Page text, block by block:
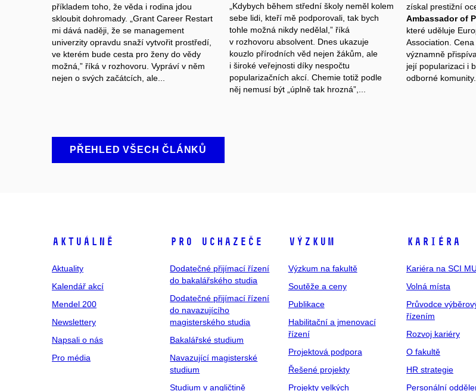
příkladem toho, že věda i rodina jdou
skloubit dohromady. „Grant Career Restart
mi dává naději, že se management
univerzity opravdu snaží vytvořit prostředí,
ve kterém bude cesta pro ženy do vědy
možná,” říká v rozhovoru. Vypráví v něm
nejen o svých začátcích, ale...
„Kdybych během střední školy neměl kolem
sebe lidi, kteří mě podporovali, tak bych
tohle možná nikdy nedělal,” říká
v rozhovoru absolvent. Dnes ukazuje
kouzlo přírodních věd nejen žákům, ale
i široké veřejnosti díky nespočtu
popularizačních akcí. Chemie totiž podle
něj nemusí být „úplně tak hrozná”,...
získal prestižní
Ambassador of
které uděluje
Association.
významně
její popularizaci i
odborné komunity.
PŘEHLED VŠECH ČLÁNKŮ
Aktuálně
Aktuality
Kalendář akcí
Mendel 200
Newslettery
Napsali o nás
Pro média
Pro uchazeče
Dodatečné přijímací řízení
do bakalářského studia
Dodatečné přijímací řízení
do navazujícího
magisterského studia
Bakalářské studium
Navazující magisterské
studium
Studium v angličtině
Výzkum
Výzkum na fakultě
Soutěže a ceny
Publikace
Habilitační a jmenovací
řízení
Projektová podpora
Řešené projekty
Projekty velkých
Kariéra
Kariéra na SCI
Volná místa
Průvodce
řízením
Rozvoj kariéry
O fakultě
HR strategie
Personální